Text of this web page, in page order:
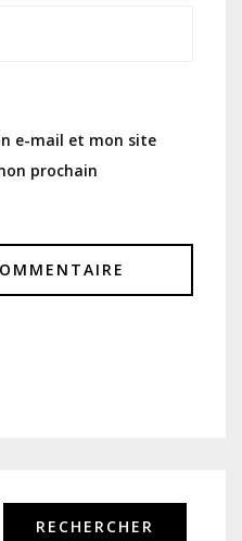
e-mail et mon site
prochain